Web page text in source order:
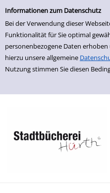
Einfache Suche
Informationen zum Datenschutz
Bei der Verwendung dieser
Funktionalität für Sie optimal
personenbezogene Daten
hierzu unsere allgemeine
Nutzung stimmen Sie diesen
zur Navigation springen
zum Inhalt springen
Zur Detailanzeige springen